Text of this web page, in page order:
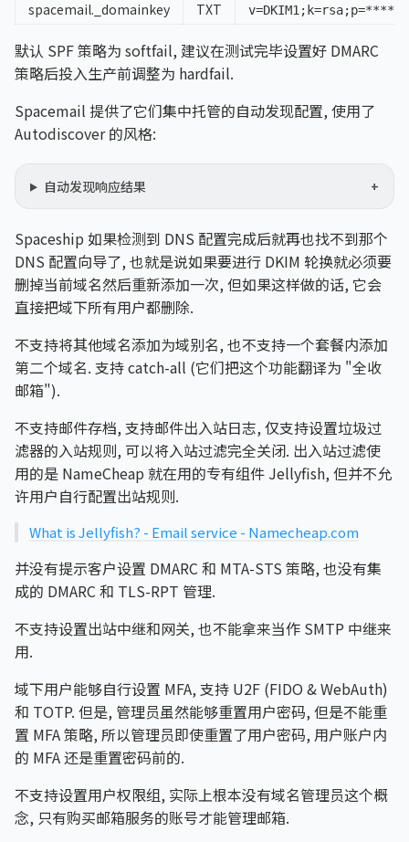
spacemail._domainkey TXT v=DKIM1;k=rsa;p=****
默认 SPF 策略为 softfail, 建议在测试完毕设置好 DMARC
策略后投入生产前调整为 hardfail.
Spacemail 提供了它们集中托管的自动发现配置, 使用了
Autodiscover 的风格:
自动发现响应结果
Spaceship 如果检测到 DNS 配置完成后就再也找不到那个
DNS 配置向导了, 也就是说如果要进行 DKIM 轮换就必须要
删掉当前域名然后重新添加一次, 但如果这样做的话, 它会
直接把域下所有用户都删除.
不支持将其他域名添加为域别名, 也不支持一个套餐内添加
第二个域名. 支持 catch-all (它们把这个功能翻译为 "全收
邮箱").
不支持邮件存档, 支持邮件出入站日志, 仅支持设置垃圾过
滤器的入站规则, 可以将入站过滤完全关闭. 出入站过滤使
用的是 NameCheap 就在用的专有组件 Jellyfish, 但并不允
许用户自行配置出站规则.
What is Jellyfish? - Email service - Namecheap.com
并没有提示客户设置 DMARC 和 MTA-STS 策略, 也没有集
成的 DMARC 和 TLS-RPT 管理.
不支持设置出站中继和网关, 也不能拿来当作 SMTP 中继来
用.
域下用户能够自行设置 MFA, 支持 U2F (FIDO & WebAuth)
和 TOTP. 但是, 管理员虽然能够重置用户密码, 但是不能重
置 MFA 策略, 所以管理员即使重置了用户密码, 用户账户内
的 MFA 还是重置密码前的.
不支持设置用户权限组, 实际上根本没有域名管理员这个概
念, 只有购买邮箱服务的账号才能管理邮箱.